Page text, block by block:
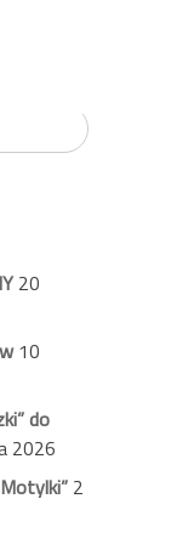
20
10
do
2026
2